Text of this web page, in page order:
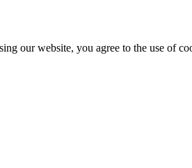
our website, you agree to the use of